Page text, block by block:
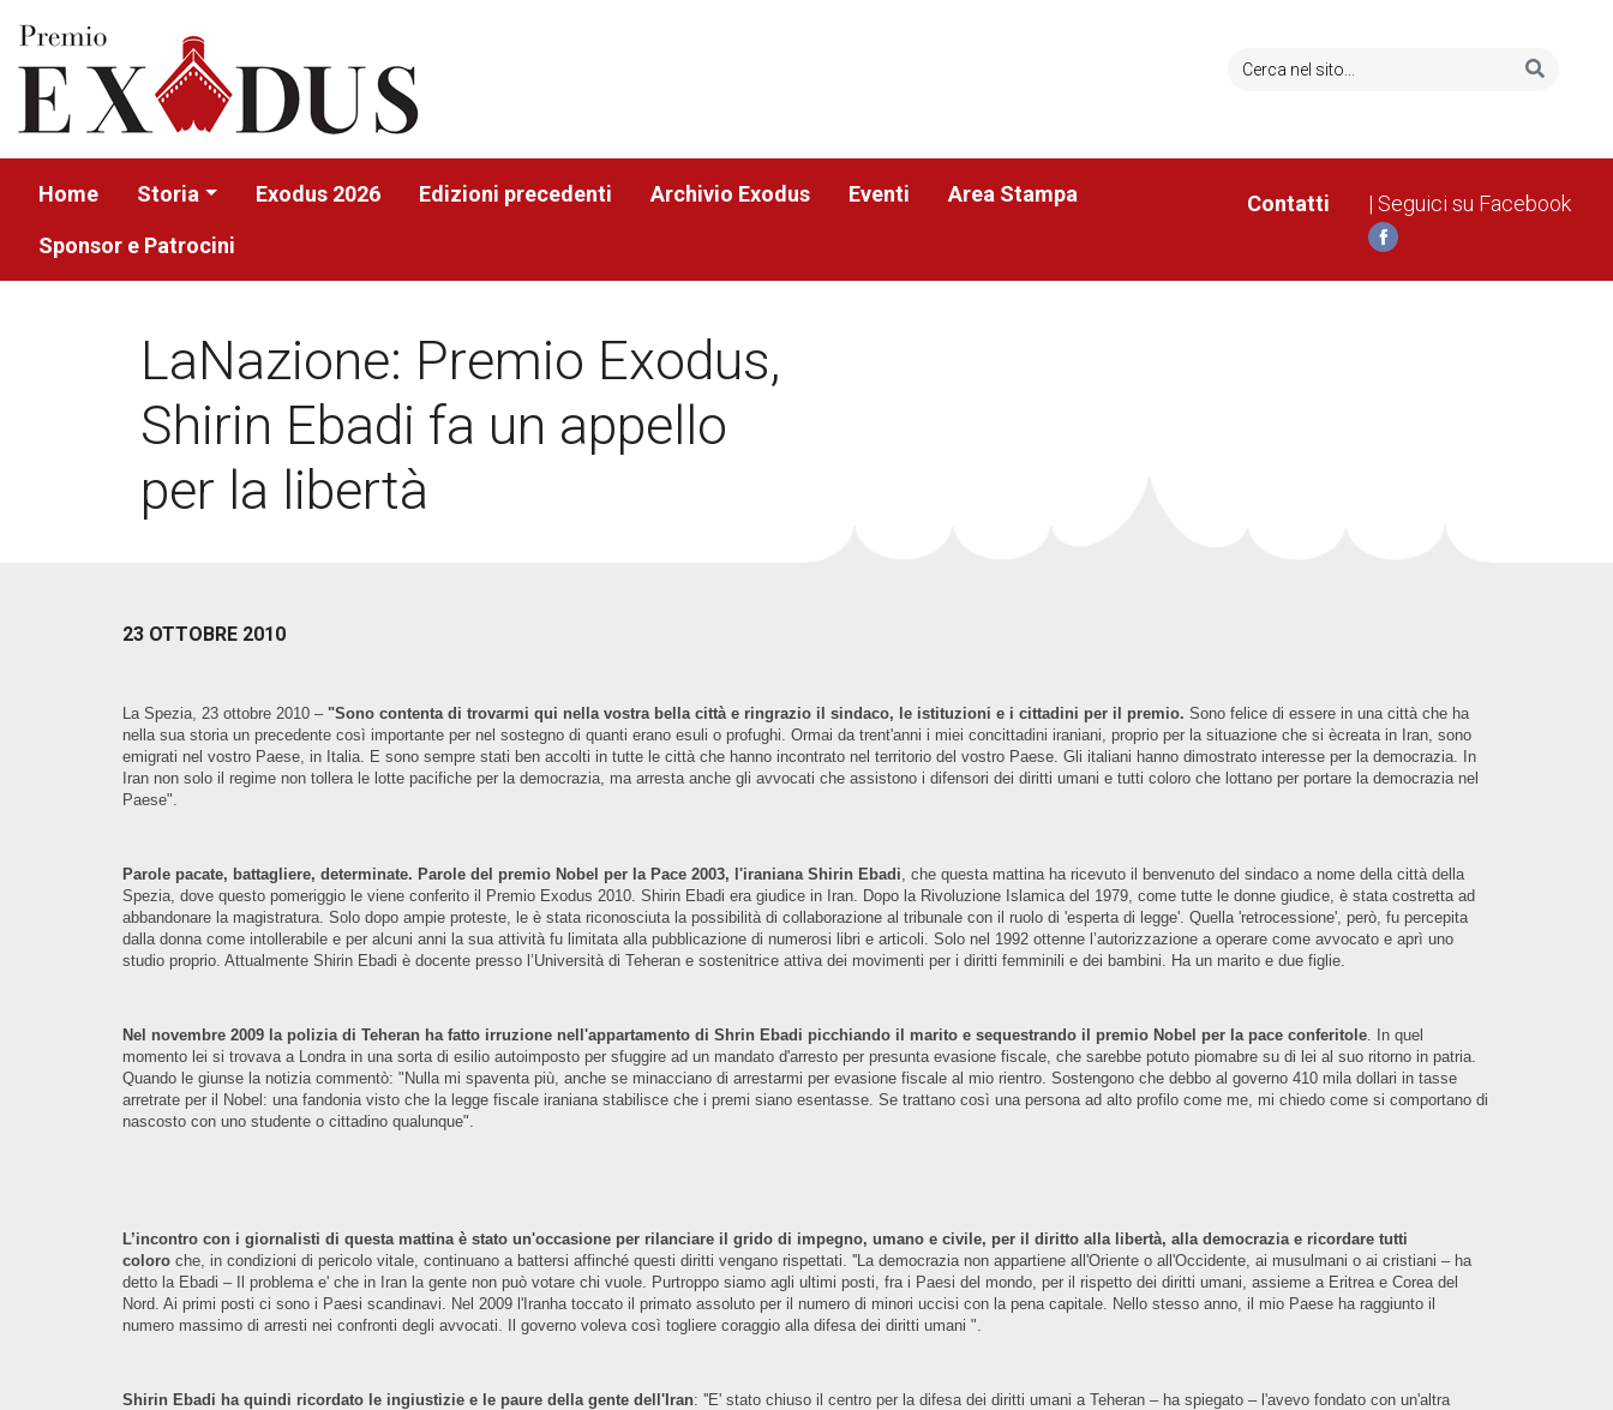
Home Storia Exodus 2026 Edizioni precedenti Archivio Exodus Eventi Area Stampa
Sponsor e Patrocini
Contatti | Seguici su Facebook
LaNazione: Premio Exodus,
Shirin Ebadi fa un appello
per la libertà
23 OTTOBRE 2010
La Spezia, 23 ottobre 2010 –"Sono contenta di trovarmi qui nella vostra bella città e ringrazio il sindaco, le istituzioni e i cittadini per il premio. Sono felice di essere in una città che ha
nella sua storia un precedente così importante per nel sostegno di quanti erano esuli o profughi. Ormai da trent'anni i miei concittadini iraniani, proprio per la situazione che si ècreata in Iran, sono
emigrati nel vostro Paese, in Italia. E sono sempre stati ben accolti in tutte le città che hanno incontrato nel territorio del vostro Paese. Gli italiani hanno dimostrato interesse per la democrazia. In
Iran non solo il regime non tollera le lotte pacifiche per la democrazia, ma arresta anche gli avvocati che assistono i difensori dei diritti umani e tutti coloro che lottano per portare la democrazia nel
Paese".
Parole pacate, battagliere, determinate. Parole del premio Nobel per la Pace 2003, l'iraniana Shirin Ebadi, che questa mattina ha ricevuto il benvenuto del sindaco a nome della città della
Spezia, dove questo pomeriggio le viene conferito il Premio Exodus 2010. Shirin Ebadi era giudice in Iran. Dopo la Rivoluzione Islamica del 1979, come tutte le donne giudice, è stata costretta ad
abbandonare la magistratura. Solo dopo ampie proteste, le è stata riconosciuta la possibilità di collaborazione al tribunale con il ruolo di 'esperta di legge'. Quella 'retrocessione', però, fu percepita
dalla donna come intollerabile e per alcuni anni la sua attività fu limitata alla pubblicazione di numerosi libri e articoli. Solo nel 1992 ottenne l’autorizzazione a operare come avvocato e aprì uno
studio proprio. Attualmente Shirin Ebadi è docente presso l’Università di Teheran e sostenitrice attiva dei movimenti per i diritti femminili e dei bambini. Ha un marito e due figlie.
Nel novembre 2009 la polizia di Teheran ha fatto irruzione nell'appartamento di Shrin Ebadi picchiando il marito e sequestrando il premio Nobel per la pace conferitole. In quel
momento lei si trovava a Londra in una sorta di esilio autoimposto per sfuggire ad un mandato d'arresto per presunta evasione fiscale, che sarebbe potuto piomabre su di lei al suo ritorno in patria.
Quando le giunse la notizia commentò: "Nulla mi spaventa più, anche se minacciano di arrestarmi per evasione fiscale al mio rientro. Sostengono che debbo al governo 410 mila dollari in tasse
arretrate per il Nobel: una fandonia visto che la legge fiscale iraniana stabilisce che i premi siano esentasse. Se trattano così una persona ad alto profilo come me, mi chiedo come si comportano di
nascosto con uno studente o cittadino qualunque".
L’incontro con i giornalisti di questa mattina è stato un'occasione per rilanciare il grido di impegno, umano e civile, per il diritto alla libertà, alla democrazia e ricordare tutti
coloro che, in condizioni di pericolo vitale, continuano a battersi affinché questi diritti vengano rispettati. ''La democrazia non appartiene all'Oriente o all'Occidente, ai musulmani o ai cristiani – ha
detto la Ebadi – Il problema e' che in Iran la gente non può votare chi vuole. Purtroppo siamo agli ultimi posti, fra i Paesi del mondo, per il rispetto dei diritti umani, assieme a Eritrea e Corea del
Nord. Ai primi posti ci sono i Paesi scandinavi. Nel 2009 l'Iranha toccato il primato assoluto per il numero di minori uccisi con la pena capitale. Nello stesso anno, il mio Paese ha raggiunto il
numero massimo di arresti nei confronti degli avvocati. Il governo voleva così togliere coraggio alla difesa dei diritti umani ".
Shirin Ebadi ha quindi ricordato le ingiustizie e le paure della gente dell'Iran: ''E' stato chiuso il centro per la difesa dei diritti umani a Teheran – ha spiegato – l'avevo fondato con un'altra